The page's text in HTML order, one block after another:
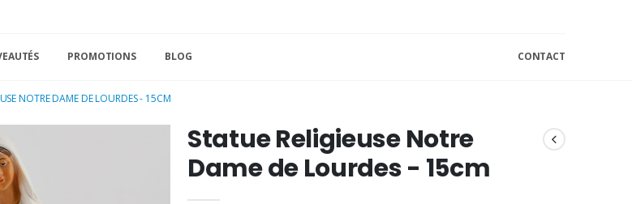
PROMOTIONS BLOG CONTACT
NOTRE DAME DE LOURDES - 15CM
Statue Religieuse Notre
Dame de Lourdes - 15cm